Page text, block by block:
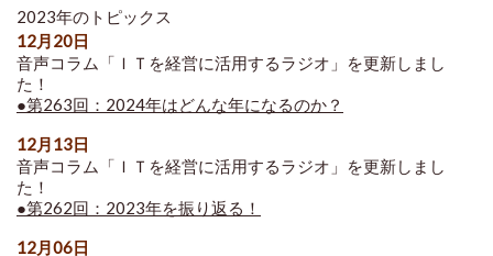
2023年のトピックス
12月20日
音声コラム「ＩＴを経営に活用するラジオ」を更新しまし
た！
●第263回：2024年はどんな年になるのか？
12月13日
音声コラム「ＩＴを経営に活用するラジオ」を更新しまし
た！
●第262回：2023年を振り返る！
12月06日